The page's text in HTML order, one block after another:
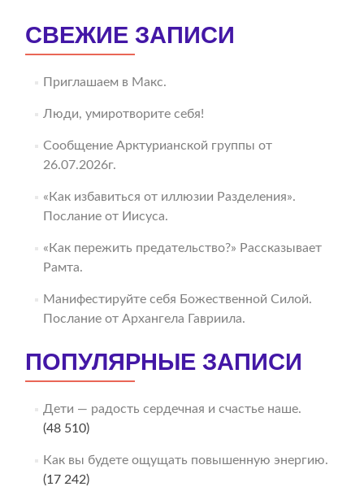
СВЕЖИЕ ЗАПИСИ
Приглашаем в Макс.
Люди, умиротворите себя!
Сообщение Арктурианской группы от
26.07.2026г.
«Как избавиться от иллюзии Разделения».
Послание от Иисуса.
«Как пережить предательство?» Рассказывает
Рамта.
Манифестируйте себя Божественной Силой.
Послание от Архангела Гавриила.
ПОПУЛЯРНЫЕ ЗАПИСИ
Дети — радость сердечная и счастье наше.
(48 510)
Как вы будете ощущать повышенную энергию.
(17 242)